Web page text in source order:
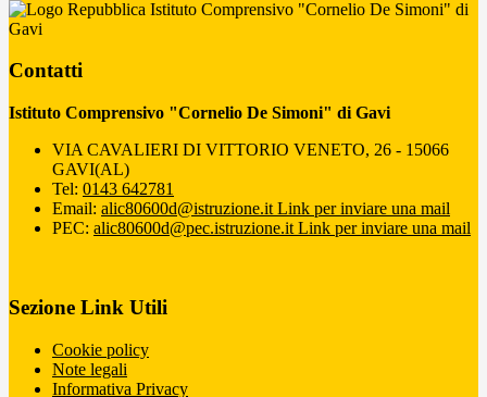
Istituto Comprensivo "Cornelio De Simoni" di
Gavi
Contatti
Istituto Comprensivo "Cornelio De Simoni" di Gavi
VIA CAVALIERI DI VITTORIO VENETO, 26 - 15066
GAVI(AL)
Tel: 0143 642781
Email: alic80600d@istruzione.it Link per inviare una mail
PEC: alic80600d@pec.istruzione.it Link per inviare una mail
Sezione Link Utili
Cookie policy
Note legali
Informativa Privacy